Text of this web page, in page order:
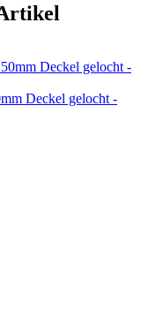
Deckel gelocht -